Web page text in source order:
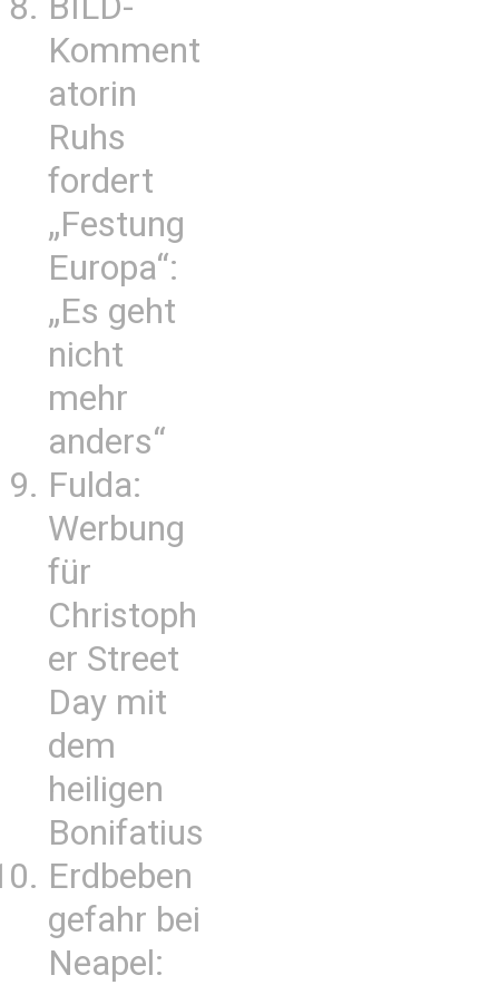
Komment
atorin
Ruhs
fordert
„Festung
Europa“:
„Es geht
nicht
mehr
anders“
Fulda:
Werbung
für
Christoph
er Street
Day mit
dem
heiligen
Bonifatius
Erdbeben
gefahr bei
Neapel: